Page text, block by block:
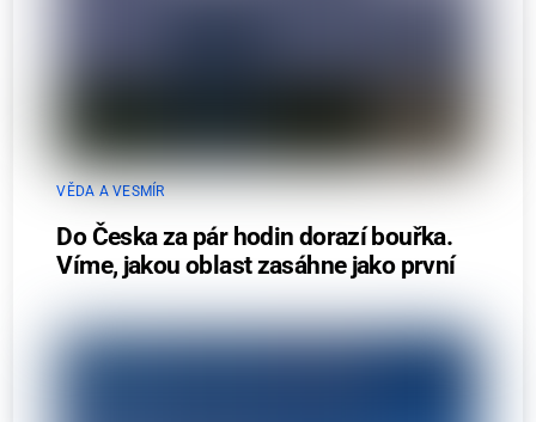
VĚDA A VESMÍR
Do Česka za pár hodin dorazí bouřka.
Víme, jakou oblast zasáhne jako první